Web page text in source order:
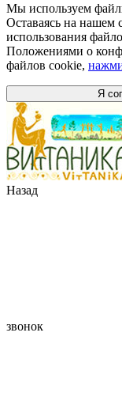
Мы используем
Оставаясь на нашем
использования
Положениями о
файлов cookie,
Я
Назад
звонок